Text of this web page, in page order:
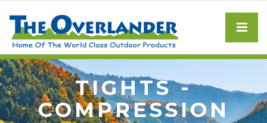
TIGHTS -
COMPRESSION